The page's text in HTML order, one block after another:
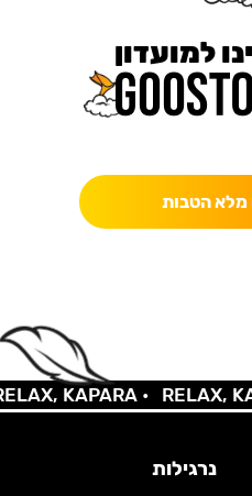
למועדון
מלא הטבות
KAPARA • RELAX,
נרגילות